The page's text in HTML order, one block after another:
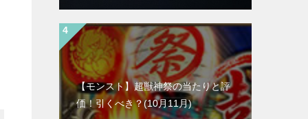
【モンスト】超獣神祭の当たりと評
価！引くべき？(10月11月)